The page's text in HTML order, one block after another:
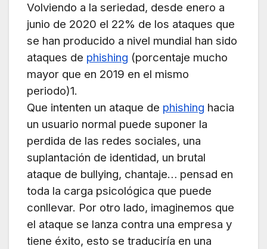
Volviendo a la seriedad, desde enero a
junio de 2020 el 22% de los ataques que
se han producido a nivel mundial han sido
ataques de phishing (porcentaje mucho
mayor que en 2019 en el mismo
periodo)1.
Que intenten un ataque de phishing hacia
un usuario normal puede suponer la
perdida de las redes sociales, una
suplantación de identidad, un brutal
ataque de bullying, chantaje… pensad en
toda la carga psicológica que puede
conllevar. Por otro lado, imaginemos que
el ataque se lanza contra una empresa y
tiene éxito, esto se traduciría en una